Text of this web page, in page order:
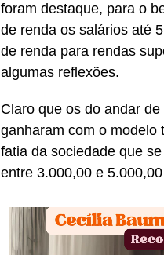
foram destaque, para o
de renda os salários até
de renda para rendas
algumas reflexões.
Claro que os do andar
ganharam com o modelo
fatia da sociedade que
entre 3.000,00 e